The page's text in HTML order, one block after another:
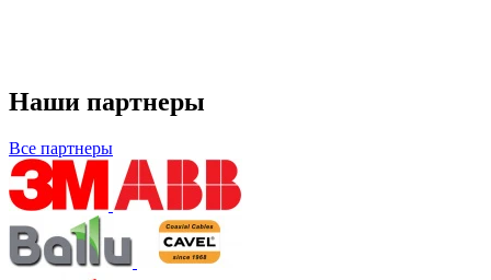
Наши партнеры
Все партнеры